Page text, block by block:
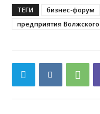
ТЕГИ бизнес-форум
предприятия Волжского